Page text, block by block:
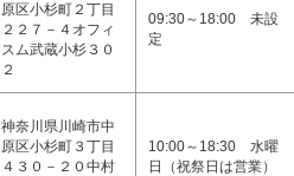
原区小杉町２丁目
２２７－４オフィ
スム武蔵小杉３０
２
09:30～18:00 未設
定
神奈川県川崎市中
原区小杉町３丁目
４３０－２０中村
10:00～18:30 水曜
日（祝祭日は営業）